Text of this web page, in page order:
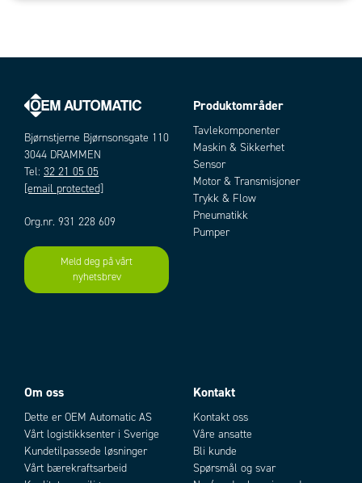
Artikler
Add to existing cart row Add as new cart row
Bjørnstjerne Bjørnsonsgate 110
3044 DRAMMEN
Tel: 32 21 05 05
[email protected]
Org.nr. 931 228 609
Meld deg på vårt
nyhetsbrev
Produktområder
Tavlekomponenter
Maskin & Sikkerhet
Sensor
Motor & Transmisjoner
Trykk & Flow
Pneumatikk
Pumper
Om oss
Dette er OEM Automatic AS
Vårt logistikksenter i Sverige
Kundetilpassede løsninger
Vårt bærekraftsarbeid
Kontakt
Kontakt oss
Våre ansatte
Bli kunde
Spørsmål og svar